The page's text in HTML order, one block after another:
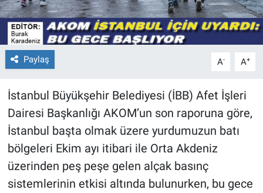
Paylaş A- A+
İstanbul Büyükşehir Belediyesi (İBB) Afet İşleri
Dairesi Başkanlığı AKOM’un son raporuna göre,
İstanbul başta olmak üzere yurdumuzun batı
bölgeleri Ekim ayı itibari ile Orta Akdeniz
üzerinden peş peşe gelen alçak basınç
sistemlerinin etkisi altında bulunurken, bu gece